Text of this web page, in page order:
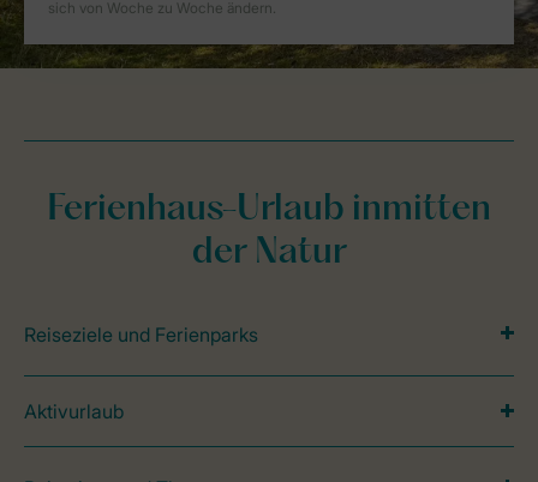
Ferienhaus-Urlaub inmitten
der Natur
Reiseziele und Ferienparks
Aktivurlaub